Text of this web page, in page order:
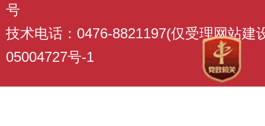
号
技术电话：0476-8821197(仅受理网站建
05004727号-1